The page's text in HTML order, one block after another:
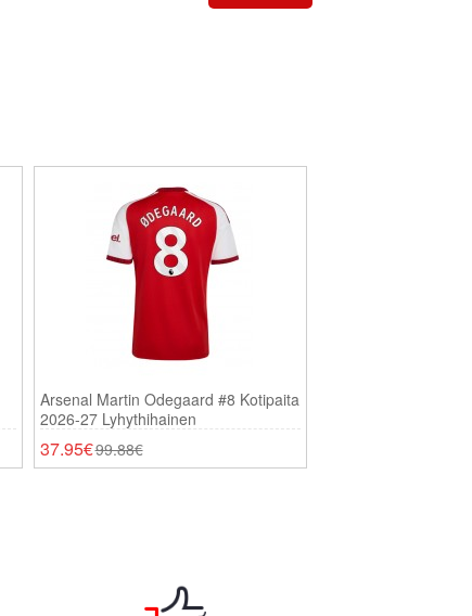
Arsenal Martin Odegaard #8 Kotipaita
2026-27 Lyhythihainen
37.95€99.88€